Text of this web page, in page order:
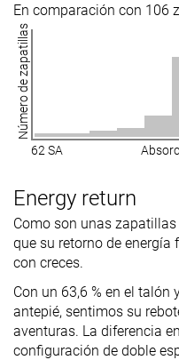
En comparación con 106
Número de zapatillas
62 SA
Energy return
Como son unas
que su retorno de energía
con creces.
Con un 63,6 % en el talón
antepié, sentimos su
aventuras. La diferencia
configuración de doble